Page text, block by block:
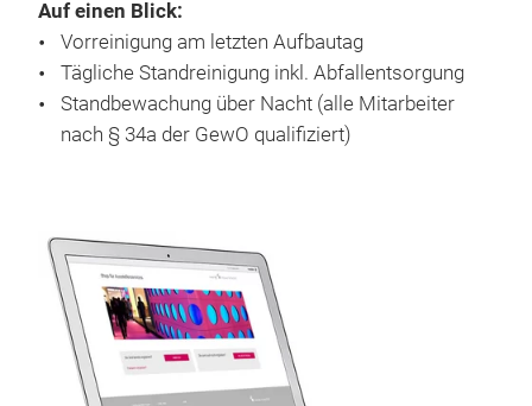
Auf einen Blick:
Vorreinigung am letzten Aufbautag
Tägliche Standreinigung inkl. Abfallentsorgung
Standbewachung über Nacht (alle Mitarbeiter
nach § 34a der GewO qualifiziert)